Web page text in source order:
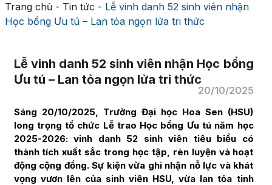
Trang chủ- Tin tức - Lễ vinh danh 52 sinh viên nhận
Học bổng Ưu tú – Lan tỏa ngọn lửa tri thức
Lễ vinh danh 52 sinh viên nhận Học bổng
Ưu tú – Lan tỏa ngọn lửa tri thức
20/10/2025
Sáng 20/10/2025, Trường Đại học Hoa Sen (HSU)
long trọng tổ chức Lễ trao Học bổng Ưu tú năm học
2025-2026: vinh danh 52 sinh viên tiêu biểu có
thành tích xuất sắc trong học tập, rèn luyện và hoạt
động cộng đồng. Sự kiện vừa ghi nhận nỗ lực và khát
vọng vươn lên của sinh viên HSU, vừa lan tỏa tinh